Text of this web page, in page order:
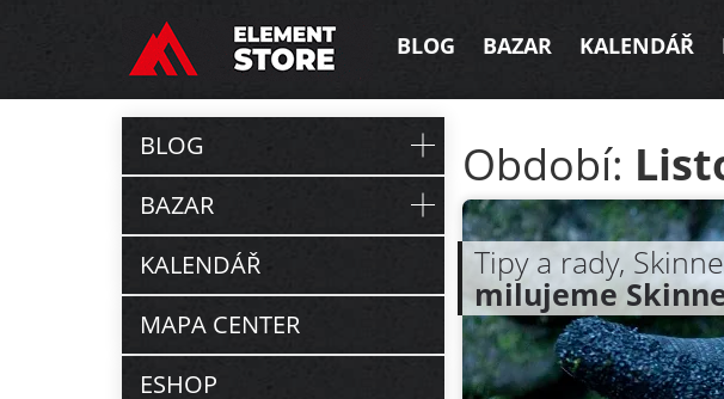
BLOG BAZAR KALENDÁŘ
Období:
Tipy a rady,
milujeme
BLOG
BAZAR
KALENDÁŘ
MAPA CENTER
ESHOP